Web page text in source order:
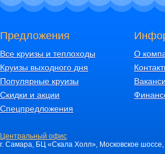
Предложения
Все круизы и теплоходы
Круизы выходного дня
Популярные круизы
Скидки и акции
Спецпредложения
О
Центральный офис
г. Самара, БЦ «Скала Холл», Московское